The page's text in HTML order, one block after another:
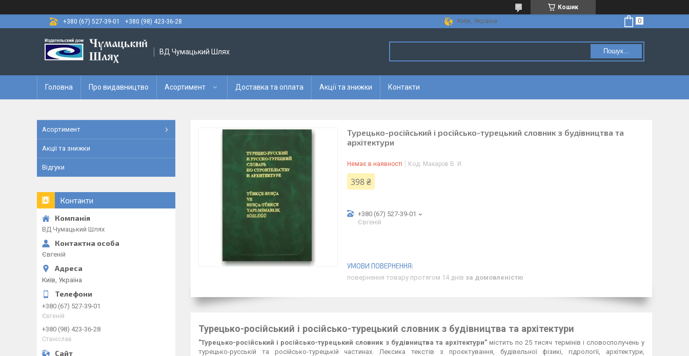
Кошик
+380 (67) 527-39-01
+380 (98) 423-36-28 Київ, Україна
ВД Чумацький Шлях Пошук...
Головна Про видавництво Асортимент Доставка та оплата Акції та знижки Контакти
Турецько-російський і російсько-турецький словник з будівництва та
архітектури
Немає в наявності Код: Макаров В. И.
398 ₴
+380 (67) 527-39-01
Євгеній
повернення товару протягом 14 днів за домовленістю
Турецько-російський і російсько-турецький словник з будівництва та архітектури
"Турецько-російський і російсько-турецький словник з будівництва та архітектури"містить по 25 тисяч термінів і словосполучень у
турецько-русській та російсько-турецькій частинах. Лексика текстів з проєктування, будівельної фізикі, гідрології, архітектури,
Асортимент
Акції та знижки
Відгуки
Контакти
ВД Чумацький Шлях
Євгеній
Київ, Україна
+380 (67) 527-39-01
Євгеній
+380 (98) 423-36-28
Станіслав